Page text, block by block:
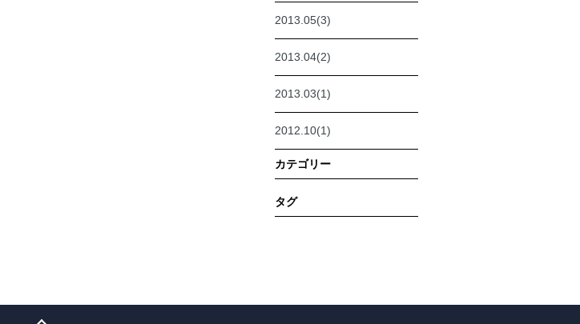
2013.05(3)
2013.04(2)
2013.03(1)
2012.10(1)
カテゴリー
タグ